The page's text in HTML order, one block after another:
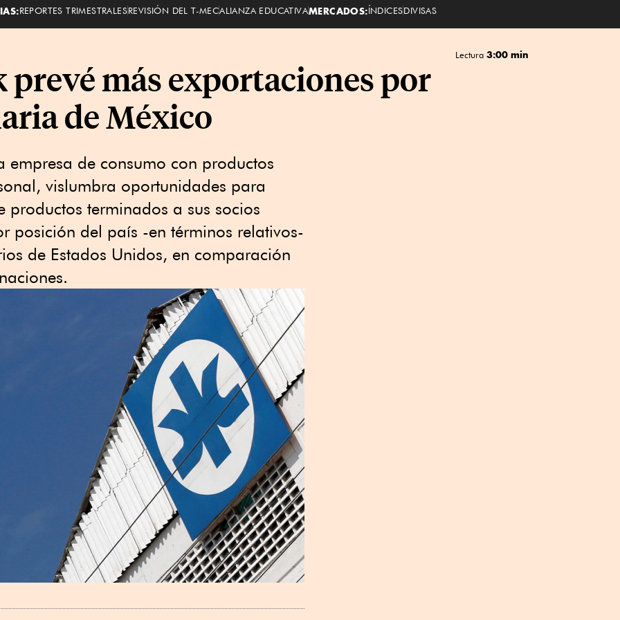
REPORTES TRIMESTRALESREVISIÓN DEL T-MECALIANZA EDUCATIVAMERCADOS:ÍNDICESDIVISAS
Lectura 3:00 min
más exportaciones por
de México
de consumo con productos
vislumbra oportunidades para
productos terminados a sus socios
posición del país -en términos relativos-
de Estados Unidos, en comparación